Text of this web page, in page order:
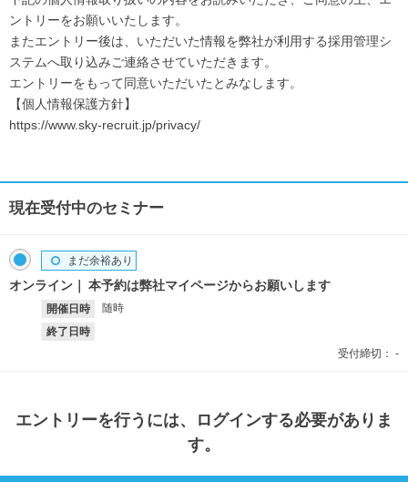
ントリーをお願いいたします。
またエントリー後は、いただいた情報を弊社が利用する採用管理シ
ステムへ取り込みご連絡させていただきます。
エントリーをもって同意いただいたとみなします。
【個人情報保護方針】
https://www.sky-recruit.jp/privacy/
現在受付中のセミナー
オンライン 本予約は弊社マイページからお願いします
開催日時
随時
終了日時
まだ余裕あり
受付締切： -
エントリーを行うには、ログインする必要がありま
す。